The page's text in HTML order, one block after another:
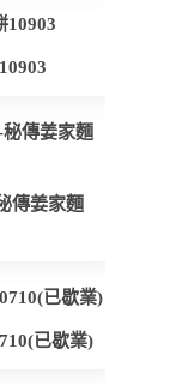
傳姜家麵
已歇業)